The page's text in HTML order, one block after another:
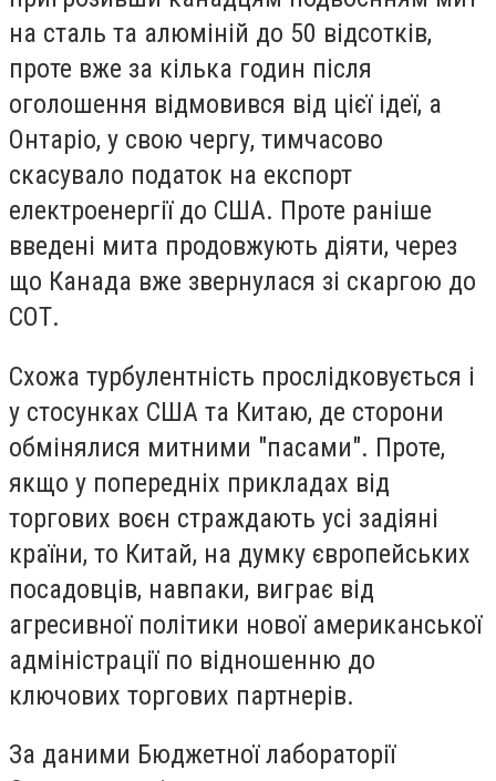
на сталь та алюміній до 50 відсотків,
проте вже за кілька годин після
оголошення відмовився від цієї ідеї, а
Онтаріо, у свою чергу, тимчасово
скасувало податок на експорт
електроенергії до США. Проте раніше
введені мита продовжують діяти, через
що Канада вже звернулася зі скаргою до
СОТ.
Схожа турбулентність прослідковується і
у стосунках США та Китаю, де сторони
обмінялися митними "пасами". Проте,
якщо у попередніх прикладах від
торгових воєн страждають усі задіяні
країни, то Китай, на думку європейських
посадовців, навпаки, виграє від
агресивної політики нової американської
адміністрації по відношенню до
ключових торгових партнерів.
За даними Бюджетної лабораторії